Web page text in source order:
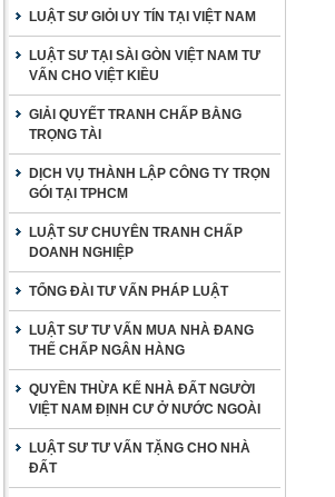
LUẬT SƯ GIỎI UY TÍN TẠI VIỆT NAM
LUẬT SƯ TẠI SÀI GÒN VIỆT NAM TƯ
VẤN CHO VIỆT KIỀU
GIẢI QUYẾT TRANH CHẤP BẰNG
TRỌNG TÀI
DỊCH VỤ THÀNH LẬP CÔNG TY TRỌN
GÓI TẠI TPHCM
LUẬT SƯ CHUYÊN TRANH CHẤP
DOANH NGHIỆP
TỔNG ĐÀI TƯ VẤN PHÁP LUẬT
LUẬT SƯ TƯ VẤN MUA NHÀ ĐANG
THẾ CHẤP NGÂN HÀNG
QUYỀN THỪA KẾ NHÀ ĐẤT NGƯỜI
VIỆT NAM ĐỊNH CƯ Ở NƯỚC NGOÀI
LUẬT SƯ TƯ VẤN TẶNG CHO NHÀ
ĐẤT